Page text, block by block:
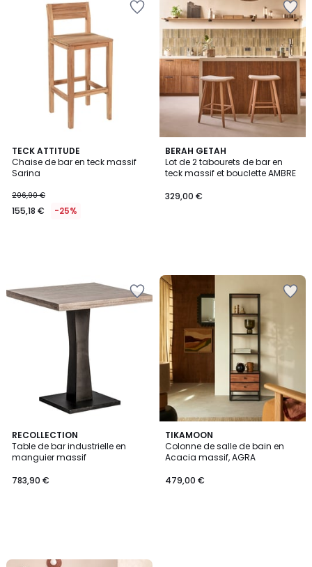
TECK ATTITUDE
Chaise de bar en teck massif
Sarina
206,90 €
155,18 € -25%
BERAH GETAH
Lot de 2 tabourets de bar en
teck massif et bouclette AMBRE
329,00 €
RECOLLECTION
Table de bar industrielle en
manguier massif
783,90 €
TIKAMOON
Colonne de salle de bain en
Acacia massif, AGRA
479,00 €